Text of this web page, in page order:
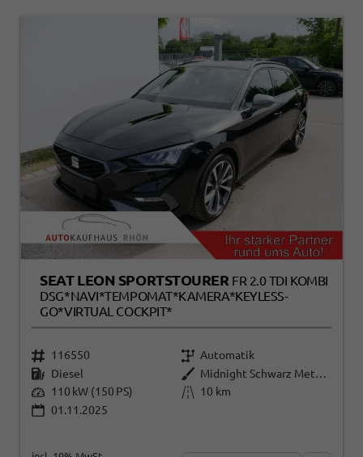
SEAT LEON SPORTSTOURER FR 2.0 TDI KOMBI
DSG*NAVI*TEMPOMAT*KAMERA*KEYLESS-
GO*VIRTUAL COCKPIT*
116550
Automatik
Diesel
Midnight Schwarz Metallic
110 kW (150 PS)
10 km
01.11.2025